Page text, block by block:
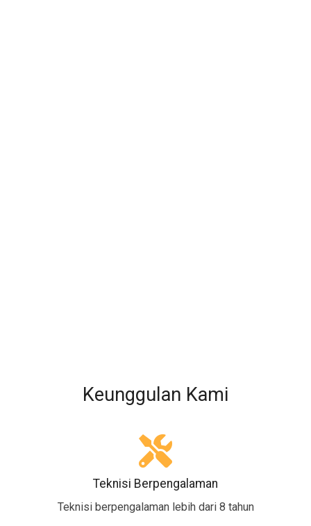
Keunggulan Kami
Teknisi Berpengalaman
Teknisi berpengalaman lebih dari 8 tahun